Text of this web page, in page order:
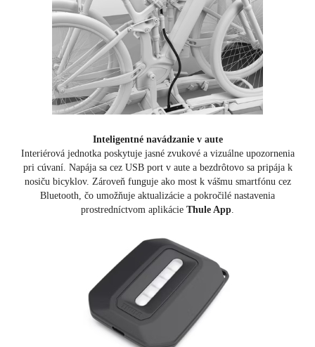
Inteligentné navádzanie v aute
Interiérová jednotka poskytuje jasné zvukové a vizuálne upozornenia
pri cúvaní. Napája sa cez USB port v aute a bezdrôtovo sa pripája k
nosiču bicyklov. Zároveň funguje ako most k vášmu smartfónu cez
Bluetooth, čo umožňuje aktualizácie a pokročilé nastavenia
prostredníctvom aplikácie Thule App